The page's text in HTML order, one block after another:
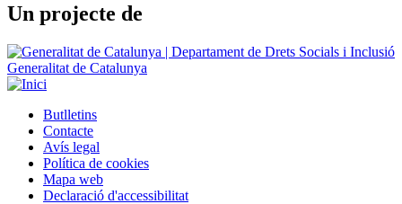
Un projecte de
Generalitat de Catalunya
Peu
Butlletins
Contacte
Avís legal
Política de cookies
Mapa web
Declaració d'accessibilitat